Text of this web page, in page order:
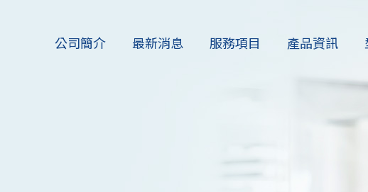
公司簡介 最新消息 服務項目 產品資訊